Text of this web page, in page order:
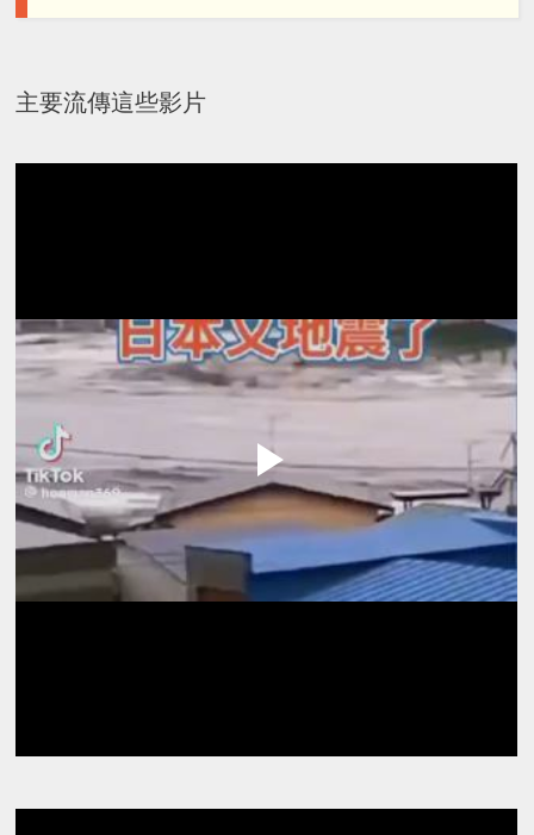
主要流傳這些影片